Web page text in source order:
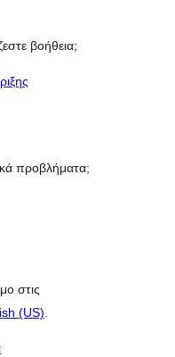
βοήθεια;
προβλήματα;
στις
(US).